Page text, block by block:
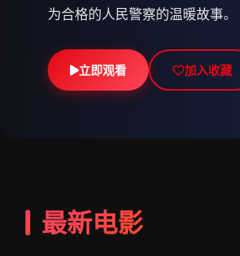
立即观看 加入收藏
为合格的人民警察的温暖故事。
立即观看 加入收藏
立即观看 加入收藏
最新电影